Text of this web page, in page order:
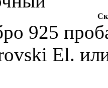
925
El.